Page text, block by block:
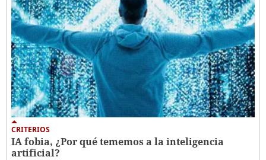
CRITERIOS
IA fobia, ¿Por qué tememos a la inteligencia
artificial?